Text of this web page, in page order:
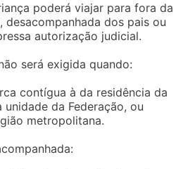
poderá viajar para fora da
desacompanhada dos pais ou
autorização judicial.
será exigida quando:
contígua à da residência da
unidade da Federação, ou
metropolitana.